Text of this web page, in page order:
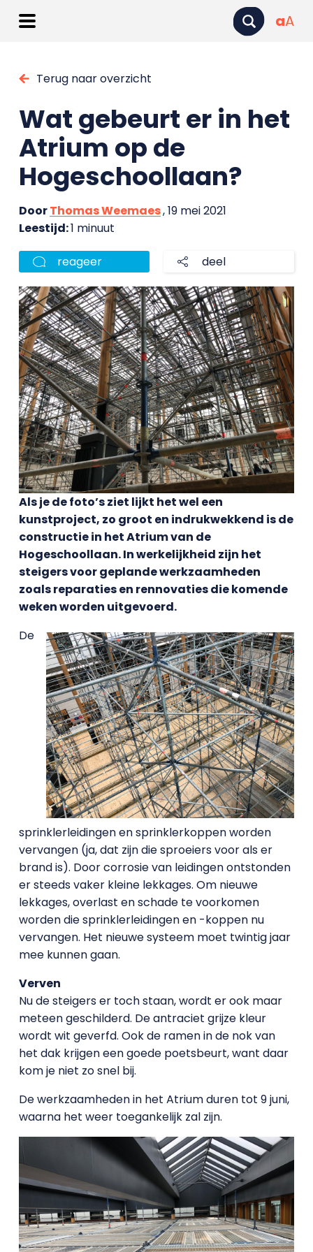
aA
Terug naar overzicht
Wat gebeurt er in het
Atrium op de
Hogeschoollaan?
DoorThomas Weemaes, 19 mei 2021
Leestijd:1 minuut
reageer deel
Als je de foto’s ziet lijkt het wel een
kunstproject, zo groot en indrukwekkend is de
constructie in het Atrium van de
Hogeschoollaan. In werkelijkheid zijn het
steigers voor geplande werkzaamheden
zoals reparaties en rennovaties die komende
weken worden uitgevoerd.
De
sprinklerleidingen en sprinklerkoppen worden
vervangen (ja, dat zijn die sproeiers voor als er
brand is). Door corrosie van leidingen ontstonden
er steeds vaker kleine lekkages. Om nieuwe
lekkages, overlast en schade te voorkomen
worden die sprinklerleidingen en -koppen nu
vervangen. Het nieuwe systeem moet twintig jaar
mee kunnen gaan.
Verven
Nu de steigers er toch staan, wordt er ook maar
meteen geschilderd. De antraciet grijze kleur
wordt wit geverfd. Ook de ramen in de nok van
het dak krijgen een goede poetsbeurt, want daar
kom je niet zo snel bij.
De werkzaamheden in het Atrium duren tot 9 juni,
waarna het weer toegankelijk zal zijn.